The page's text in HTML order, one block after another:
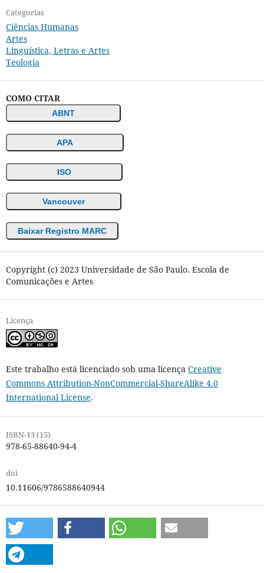
Categorias
Ciências Humanas
Artes
Linguística, Letras e Artes
Teologia
COMO CITAR
ABNT
APA
ISO
Vancouver
Baixar Registro MARC
Copyright (c) 2023 Universidade de São Paulo. Escola de
Comunicações e Artes
Licença
Este trabalho está licenciado sob uma licença Creative
Commons Attribution-NonCommercial-ShareAlike 4.0
International License.
ISBN-13 (15)
978-65-88640-94-4
doi
10.11606/9786588640944